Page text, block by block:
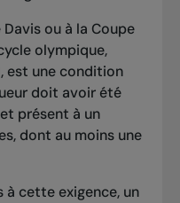
ou à la Coupe
olympique,
est une condition
doit avoir été
présent à un
dont au moins une
à cette exigence, un